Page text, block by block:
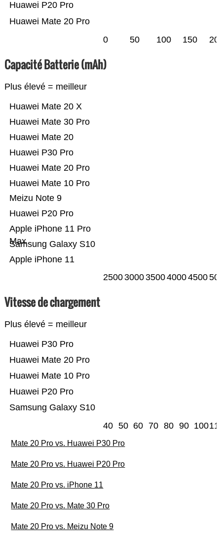
Huawei Mate 20 Pro
Huawei P20 Pro
0 50 100 150
Capacité Batterie (mAh)
Plus élevé = meilleur
Apple iPhone 11
Samsung Galaxy S10
Apple iPhone 11 Pro
Max
Huawei P20 Pro
Meizu Note 9
Huawei Mate 10 Pro
Huawei Mate 20 Pro
Huawei P30 Pro
Huawei Mate 20
Huawei Mate 30 Pro
Huawei Mate 20 X
25003000350040004500
Vitesse de chargement
Plus élevé = meilleur
Samsung Galaxy S10
Huawei P20 Pro
Huawei Mate 10 Pro
Huawei Mate 20 Pro
Huawei P30 Pro
40 50 60 70 80 90 100
Mate 20 Pro vs. Huawei P30 Pro
Mate 20 Pro vs. Huawei P20 Pro
Mate 20 Pro vs. iPhone 11
Mate 20 Pro vs. Mate 30 Pro
Mate 20 Pro vs. Meizu Note 9